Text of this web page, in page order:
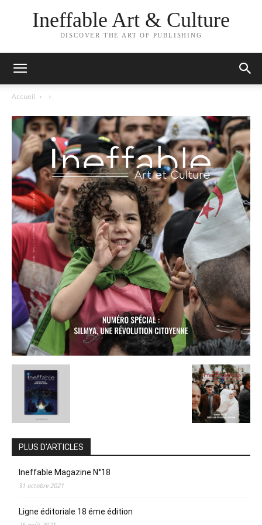
Ineffable Art & Culture
DISCOVER THE ART OF PUBLISHING
Accueil
PLUS D’ARTICLES
Ineffable Magazine N°18
31 octobre 2021
Ligne éditoriale 18 éme édition